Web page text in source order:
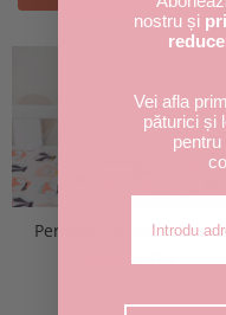
Pernuță coroniță pluș
nostru și
Vei afla
păturici și
pentru